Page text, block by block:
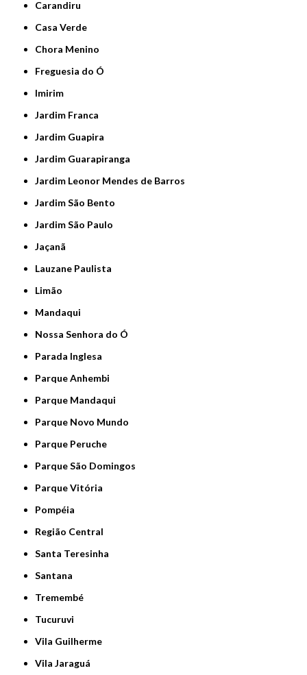
Carandiru
Casa Verde
Chora Menino
Freguesia do Ó
Imirim
Jardim Franca
Jardim Guapira
Jardim Guarapiranga
Jardim Leonor Mendes de Barros
Jardim São Bento
Jardim São Paulo
Jaçanã
Lauzane Paulista
Limão
Mandaqui
Nossa Senhora do Ó
Parada Inglesa
Parque Anhembi
Parque Mandaqui
Parque Novo Mundo
Parque Peruche
Parque São Domingos
Parque Vitória
Pompéia
Região Central
Santa Teresinha
Santana
Tremembé
Tucuruvi
Vila Guilherme
Vila Jaraguá